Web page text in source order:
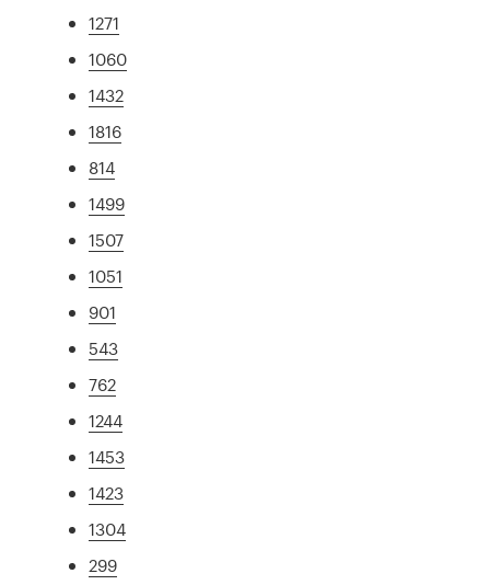
1271
1060
1432
1816
814
1499
1507
1051
901
543
762
1244
1453
1423
1304
299